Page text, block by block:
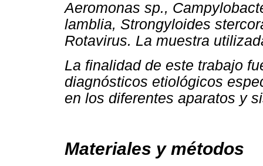
Aeromonas sp.,
lamblia, Strongyloides
Rotavirus. La muestra
La finalidad de este trabajo
diagnósticos etiológicos
en los diferentes aparatos y
Materiales y métodos